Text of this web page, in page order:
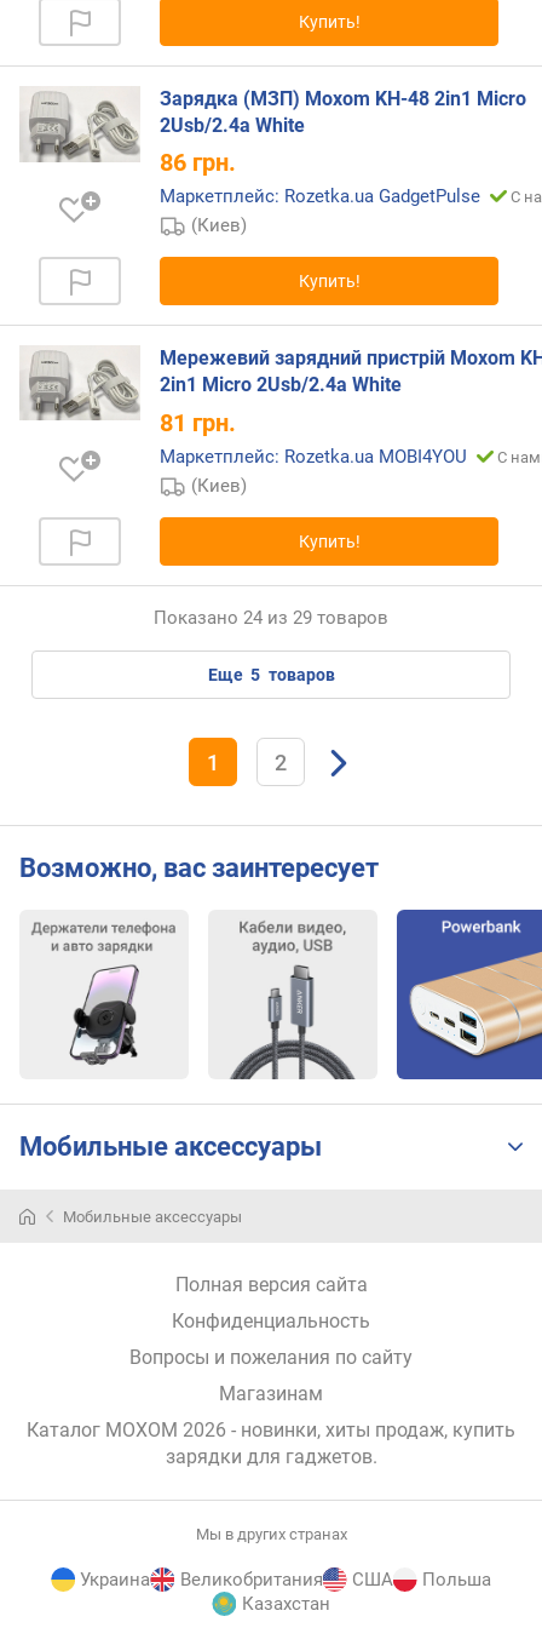
щ
н
о
с
т
ь
а
я
н
а
у
н
к
в
т
о
т
(
н
о
т
c
g
Купить!
Зарядка (МЗП) Moxom KH-48 2in1 Micro
2Usb/2.4a White
86 грн.
Маркетплейс: Rozetka.ua GadgetPulse С
(Киев)
Купить!
Мережевий зарядний пристрій Moxom
2in1 Micro 2Usb/2.4a White
81 грн.
Маркетплейс: Rozetka.ua MOBI4YOU С
(Киев)
Купить!
Показано 24 из 29 товаров
еще 5 товаров
1 2
Возможно, вас заинтересует
Мобильные аксессуары
Мобильные аксессуары
Полная версия сайта
Конфиденциальность
Вопросы и пожелания по сайту
Магазинам
Каталог MOXOM 2026 - новинки, хиты продаж, купить
зарядки для гаджетов.
Мы в других странах
Украина Великобритания США
Польша
Казахстан